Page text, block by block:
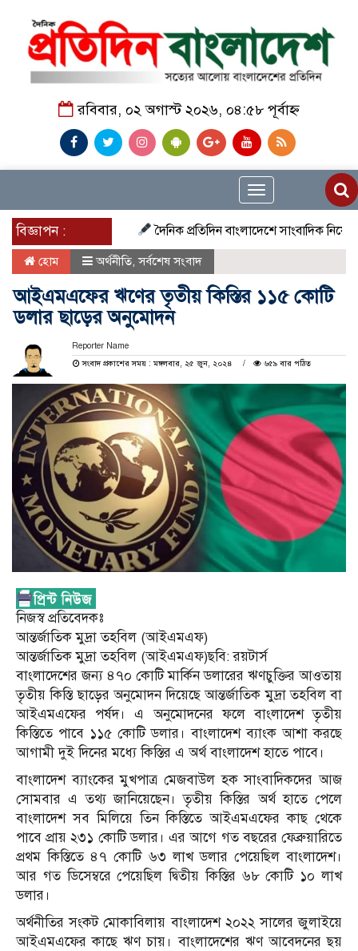
রবিবার, ০২ অগাস্ট ২০২৬, ০৪:৫৮ পূর্বাহ্ন
Toggle
navigation
বিজ্ঞাপন :
দৈনিক প্রতিদিন বাংলাদেশে সাংবাদিক নিয়োগ
হোম অর্থনীতি,সর্বশেষ সংবাদ
আইএমএফের ঋণের তৃতীয় কিস্তির ১১৫ কোটি
ডলার ছাড়ের অনুমোদন
Reporter Name
সংবাদ প্রকাশের সময় : মঙ্গলবার, ২৫ জুন, ২০২৪
৬৫৯ বার পঠিত
নিজস্ব প্রতিবেদকঃ
আন্তর্জাতিক মুদ্রা তহবিল (আইএমএফ)
আন্তর্জাতিক মুদ্রা তহবিল (আইএমএফ)ছবি: রয়টার্স
বাংলাদেশের জন্য ৪৭০ কোটি মার্কিন ডলারের ঋণচুক্তির আওতায়
তৃতীয় কিস্তি ছাড়ের অনুমোদন দিয়েছে আন্তর্জাতিক মুদ্রা তহবিল বা
আইএমএফের পর্ষদ। এ অনুমোদনের ফলে বাংলাদেশ তৃতীয়
কিস্তিতে পাবে ১১৫ কোটি ডলার। বাংলাদেশ ব্যাংক আশা করছে
আগামী দুই দিনের মধ্যে কিস্তির এ অর্থ বাংলাদেশ হাতে পাবে।
বাংলাদেশ ব্যাংকের মুখপাত্র মেজবাউল হক সাংবাদিকদের আজ
সোমবার এ তথ্য জানিয়েছেন। তৃতীয় কিস্তির অর্থ হাতে পেলে
বাংলাদেশ সব মিলিয়ে তিন কিস্তিতে আইএমএফের কাছ থেকে
পাবে প্রায় ২৩১ কোটি ডলার। এর আগে গত বছরের ফেব্রুয়ারিতে
প্রথম কিস্তিতে ৪৭ কোটি ৬৩ লাখ ডলার পেয়েছিল বাংলাদেশ।
আর গত ডিসেম্বরে পেয়েছিল দ্বিতীয় কিস্তির ৬৮ কোটি ১০ লাখ
ডলার।
অর্থনীতির সংকট মোকাবিলায় বাংলাদেশ ২০২২ সালের জুলাইয়ে
আইএমএফের কাছে ঋণ চায়। বাংলাদেশের ঋণ আবেদনের ছয়